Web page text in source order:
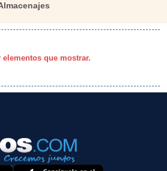
elementos que mostrar.